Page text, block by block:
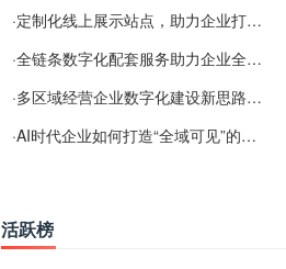
·定制化线上展示站点，助力企业打通线上经营渠道
·全链条数字化配套服务助力企业全域线上经营
·多区域经营企业数字化建设新思路：多端载体与地域检索一体化落地思路分享
·AI时代企业如何打造“全域可见”的数字资产？梓彤超越给出新解法
活跃榜